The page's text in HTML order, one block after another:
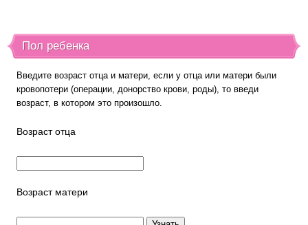
Пол ребенка
Введите возраст отца и матери, если у отца или матери были
кровопотери (операции, донорство крови, роды), то введи
возраст, в котором это произошло.
Возраст отца
Возраст матери